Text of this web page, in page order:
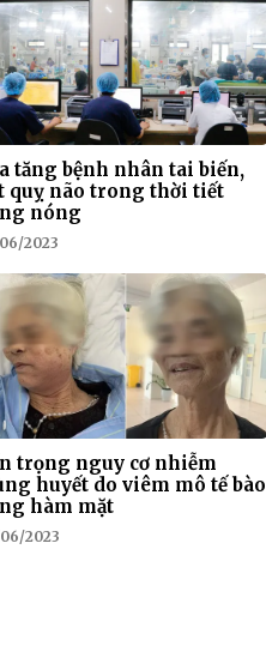
tăng bệnh nhân tai biến,
quỵ não trong thời tiết
nóng
2023
trọng nguy cơ nhiễm
huyết do viêm mô tế bào
hàm mặt
2023